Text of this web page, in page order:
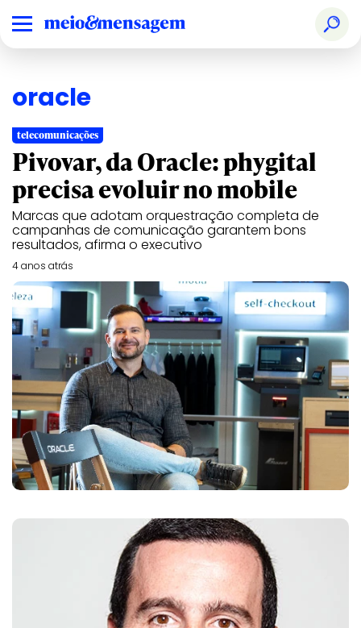
oracle
telecomunicações
Pivovar, da Oracle: phygital
precisa evoluir no mobile
Marcas que adotam orquestração completa de
campanhas de comunicação garantem bons
resultados, afirma o executivo
4 anos atrás